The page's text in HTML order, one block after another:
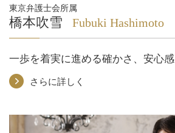
東京弁護士会所属
橋本吹雪 Fubuki Hashimoto
一歩を着実に進める確かさ、安心感
さらに詳しく